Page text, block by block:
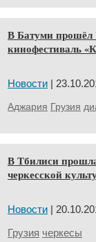
В Батуми
кинофестиваль
Новости |
Аджария Грузия
В Тбилиси
черкесской
Новости |
Грузия черкесы